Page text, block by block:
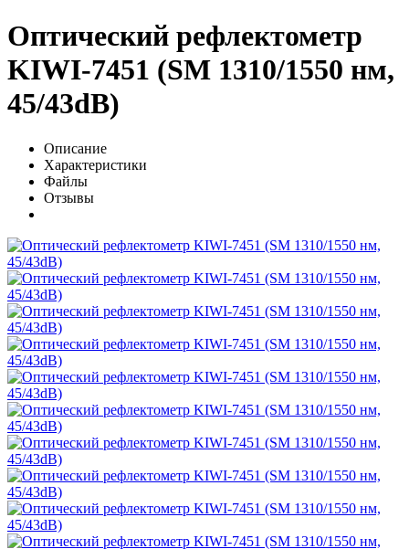
Оптический рефлектометр
KIWI-7451 (SM 1310/1550 нм,
45/43dB)
Описание
Характеристики
Файлы
Отзывы